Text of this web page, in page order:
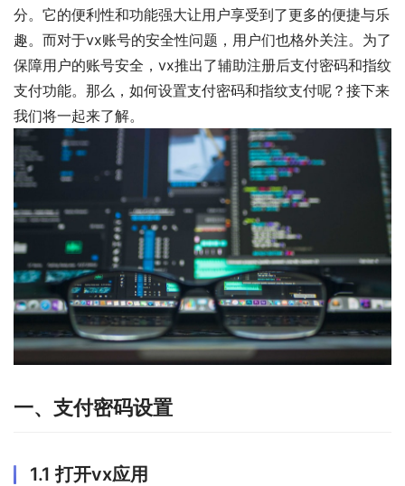
分。它的便利性和功能强大让用户享受到了更多的便捷与乐
趣。而对于vx账号的安全性问题，用户们也格外关注。为了
保障用户的账号安全，vx推出了辅助注册后支付密码和指纹
支付功能。那么，如何设置支付密码和指纹支付呢？接下来
我们将一起来了解。
一、支付密码设置
1.1 打开vx应用